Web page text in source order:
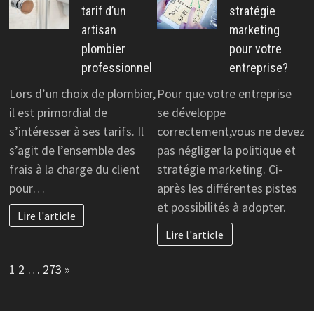
tarif d’un
artisan
plombier
professionnel
Lors d’un choix de plombier,
il est primordial de
s’intéresser à ses tarifs. Il
s’agit de l’ensemble des
frais à la charge du client
pour…
Lire l'article
stratégie
marketing
pour votre
entreprise?
Pour que votre entreprise
se développe
correctement,vous ne devez
pas négliger la politique et
stratégie marketing. Ci-
après les différentes pistes
et possibilités à adopter.
Lire l'article
Page:
1 2 … 273 Next
»